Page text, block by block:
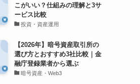
こがいい？仕組みの理解と3サ
ービス比較
投資・資産運用
【2026年】暗号資産取引所の
選び方とおすすめ3社比較｜金
融庁登録業者から選ぶ
暗号資産・Web3